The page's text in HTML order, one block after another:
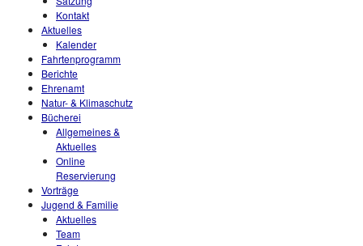
Kontakt
Aktuelles
Kalender
Fahrtenprogramm
Berichte
Ehrenamt
Natur- & Klimaschutz
Bücherei
Allgemeines &
Aktuelles
Online
Reservierung
Vorträge
Jugend & Familie
Aktuelles
Team